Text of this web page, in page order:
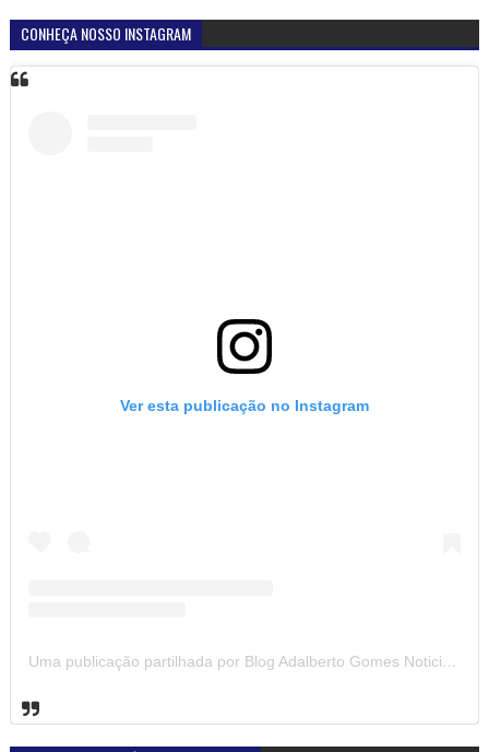
CONHEÇA NOSSO INSTAGRAM
Ver esta publicação no Instagram
Uma publicação partilhada por Blog Adalberto Gomes Noticias (@blogadalbertogomesnoticiass)